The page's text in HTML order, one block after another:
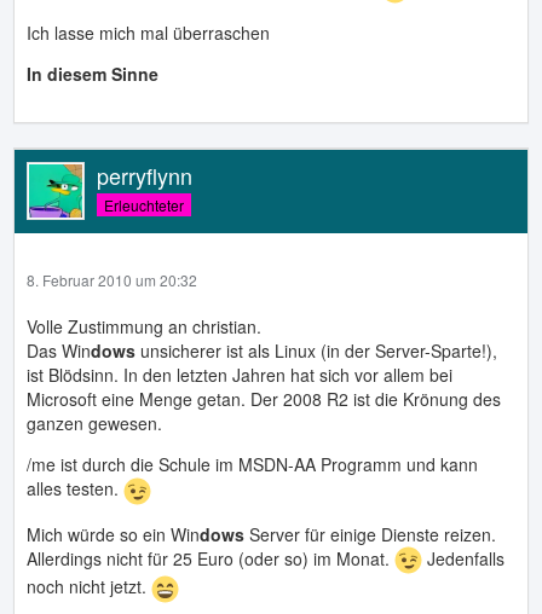
Ich lasse mich mal überraschen
In diesem Sinne
perryflynn
Erleuchteter
8. Februar 2010 um 20:32
Volle Zustimmung an christian.
Das Windows unsicherer ist als Linux (in der Server-Sparte!),
ist Blödsinn. In den letzten Jahren hat sich vor allem bei
Microsoft eine Menge getan. Der 2008 R2 ist die Krönung des
ganzen gewesen.
/me ist durch die Schule im MSDN-AA Programm und kann
alles testen.
Mich würde so ein Windows Server für einige Dienste reizen.
Allerdings nicht für 25 Euro (oder so) im Monat.
Jedenfalls
noch nicht jetzt.